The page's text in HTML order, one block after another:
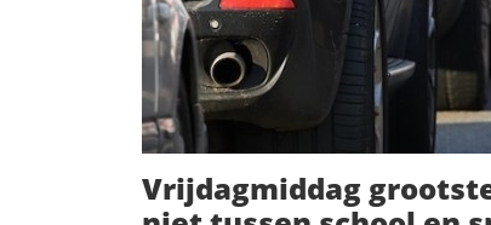
Vrijdagmiddag